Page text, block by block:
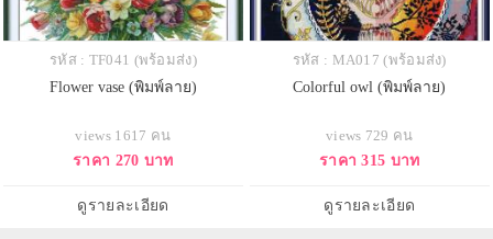
รหัส : TF041 (พร้อมส่ง)
Flower vase (พิมพ์ลาย)
views 1617 คน
ราคา 270 บาท
ดูรายละเอียด
รหัส : MA017 (พร้อมส่ง)
Colorful owl (พิมพ์ลาย)
views 729 คน
ราคา 315 บาท
ดูรายละเอียด